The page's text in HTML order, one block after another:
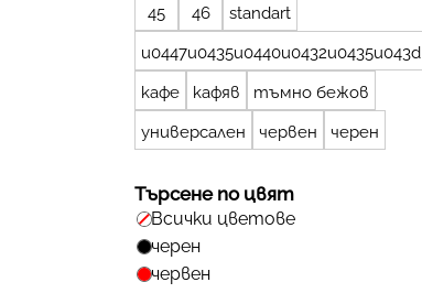
45
46
standart
u0447u0435u0440u0432u0435u043d
кафе
кафяв
тъмно бежов
универсален
червен черен
Търсене по цвят
Всички цветове
черен
червен